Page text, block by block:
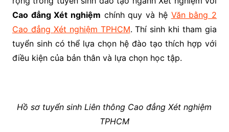
Cao đẳng Xét nghiệm chính quy và hệ Văn bằng 2
Cao đẳng Xét nghiệm TPHCM. Thí sinh khi tham gia
tuyển sinh có thể lựa chọn hệ đào tạo thích hợp với
điều kiện của bản thân và lựa chọn học tập.
Hồ sơ tuyển sinh Liên thông Cao đẳng Xét nghiệm
TPHCM